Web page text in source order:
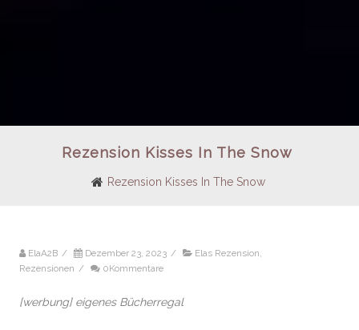
Rezension Kisses In The Snow
Rezension Kisses In The Snow
ElaA2B / Dezember 23, 2023 / Elas Rezension
Rezensionen / 0Kommentare
[werbung] eigenes Bücherregal